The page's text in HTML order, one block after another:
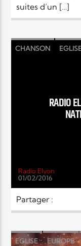
Elyon
suites d’un […]
CHANSON
RADIO
Radio Elyon
01/02/2016
Partager :
EGLISE EUROPE